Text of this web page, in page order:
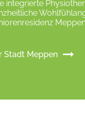
integrierte
Stadt Meppen